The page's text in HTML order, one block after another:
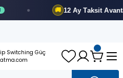
12 AyTaksit Avantajı